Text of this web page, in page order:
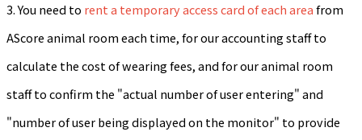
3. You need to rent a temporary access card of each areafrom
AScore animal room each time, for our accounting staff to
calculate the cost of wearing fees, and for our animal room
staff to confirm the "actual number of user entering" and
"number of user being displayed on the monitor" to provide